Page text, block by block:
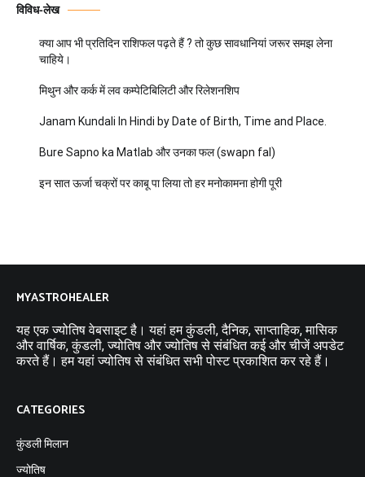
विविध-लेख
क्या आप भी प्रतिदिन राशिफल पढ़ते हैं ? तो कुछ सावधानियां जरूर समझ लेना
चाहिये।
मिथुन और कर्क में लव कम्पेटिबिलिटी और रिलेशनशिप
Janam Kundali In Hindi by Date of Birth, Time and Place.
Bure Sapno ka Matlab और उनका फल (swapn fal)
इन सात ऊर्जा चक्रों पर काबू पा लिया तो हर मनोकामना होगी पूरी
MYASTROHEALER
यह एक ज्योतिष वेबसाइट है। यहां हम कुंडली, दैनिक, साप्ताहिक, मासिक
और वार्षिक, कुंडली, ज्योतिष और ज्योतिष से संबंधित कई और चीजें अपडेट
करते हैं। हम यहां ज्योतिष से संबंधित सभी पोस्ट प्रकाशित कर रहे हैं।
CATEGORIES
कुंडली मिलान
ज्योतिष